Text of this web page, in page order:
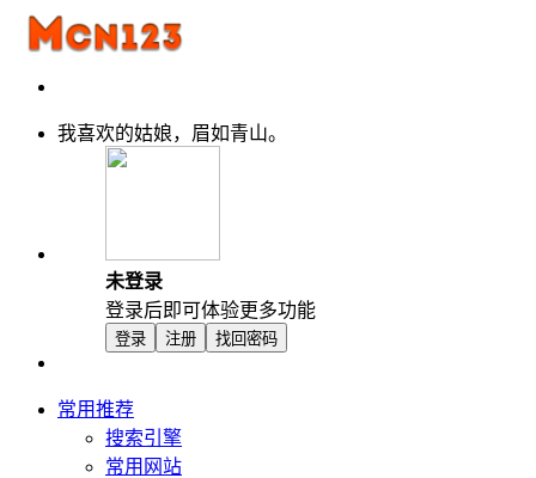
我喜欢的姑娘，眉如青山。
未登录
登录后即可体验更多功能
登录 注册 找回密码
常用推荐
搜索引擎
常用网站